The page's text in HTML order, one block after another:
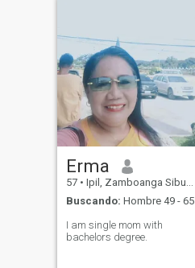
Erma
57 • Ipil, Zamboanga Sibugay, Filipinas
Buscando: Hombre 49 - 65
I am single mom with
bachelors degree.